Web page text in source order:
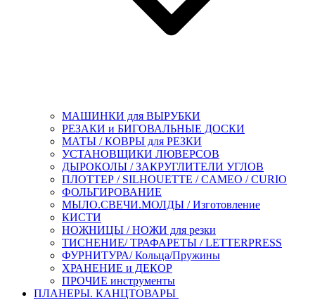
МАШИНКИ для ВЫРУБКИ
РЕЗАКИ и БИГОВАЛЬНЫЕ ДОСКИ
МАТЫ / КОВРЫ для РЕЗКИ
УСТАНОВЩИКИ ЛЮВЕРСОВ
ДЫРОКОЛЫ / ЗАКРУГЛИТЕЛИ УГЛОВ
ПЛОТТЕР / SILHOUETTE / CAMEO / CURIO
ФОЛЬГИРОВАНИЕ
МЫЛО.СВЕЧИ.МОЛДЫ / Изготовление
КИСТИ
НОЖНИЦЫ / НОЖИ для резки
ТИСНЕНИЕ/ ТРАФАРЕТЫ / LETTERPRESS
ФУРНИТУРА/ Кольца/Пружины
ХРАНЕНИЕ и ДЕКОР
ПРОЧИЕ инструменты
ПЛАНЕРЫ. КАНЦТОВАРЫ